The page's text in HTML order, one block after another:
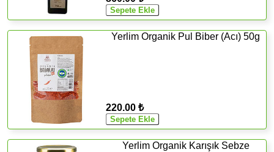
Yerlim Organik Pul Biber (Acı) 50g
220.00 ₺
Yerlim Organik Karışık Sebze